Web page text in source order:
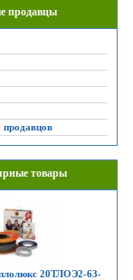
продавцы
продавцов
товары
20ТЛОЭ2-63-